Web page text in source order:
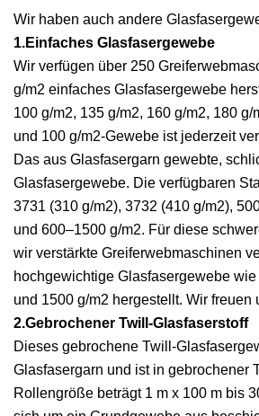
Wir haben auch andere
1.Einfaches Glasfasergewebe
Wir verfügen über 250
g/m2 einfaches Glasfasergewebe
100 g/m2, 135 g/m2, 160 g/m2, 180 g/
und 100 g/m2-Gewebe ist jederzeit
Das aus Glasfasergarn gewebte,
Glasfasergewebe. Die verfügbaren
3731 (310 g/m2), 3732 (410 g/m2),
und 600–1500 g/m2. Für diese
wir verstärkte Greiferwebmaschinen
hochgewichtige Glasfasergewebe
und 1500 g/m2 hergestellt. Wir freuen
2.Gebrochener Twill-Glasfaserstoff
Dieses gebrochene Twill-
Glasfasergarn und ist in gebrochener
Rollengröße beträgt 1 m x 100 m bis